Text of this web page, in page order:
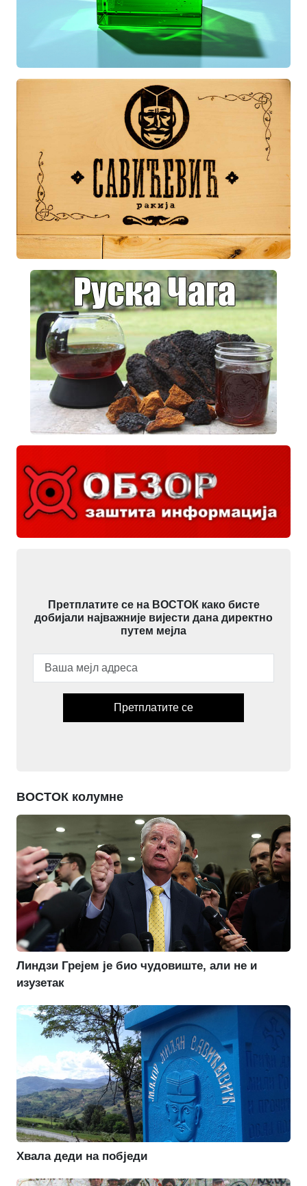
Претплатите се на ВОСТОК како бисте
добијали најважније вијести дана директно
путем мејла
Претплатите се
ВОСТОК колумне
Линдзи Грејем је био чудовиште, али не и
изузетак
Хвала деди на побједи